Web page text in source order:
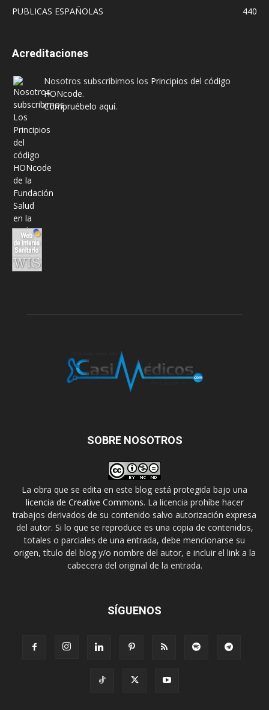
PUBLICAS ESPAÑOLAS
440
Acreditaciones
Nosotros subscribimos los Principios del código
HONcode.
Compruébelo aquí.
SOBRE NOSOTROS
La obra que se edita en este blog está protegida bajo una
licencia de Creative Commons. La licencia prohíbe hacer
trabajos derivados de su contenido salvo autorización expresa
del autor. Si lo que se reproduce es una copia de contenidos,
totales o parciales de una entrada, debe mencionarse su
origen, título del blog y/o nombre del autor, e incluir el link a la
cabecera del original de la entrada.
SÍGUENOS